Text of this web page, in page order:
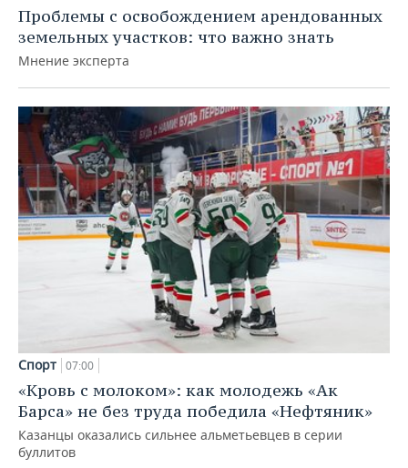
Проблемы с освобождением арендованных
земельных участков: что важно знать
Мнение эксперта
Спорт 07:00
«Кровь с молоком»: как молодежь «Ак
Барса» не без труда победила «Нефтяник»
Казанцы оказались сильнее альметьевцев в серии
буллитов